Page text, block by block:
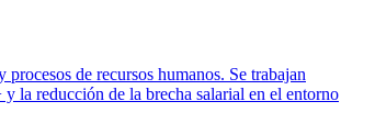
de recursos humanos. Se trabajan
la reducción de la brecha salarial en el entorno